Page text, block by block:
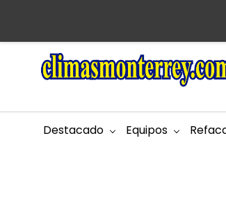
principal
Destacado Equipos